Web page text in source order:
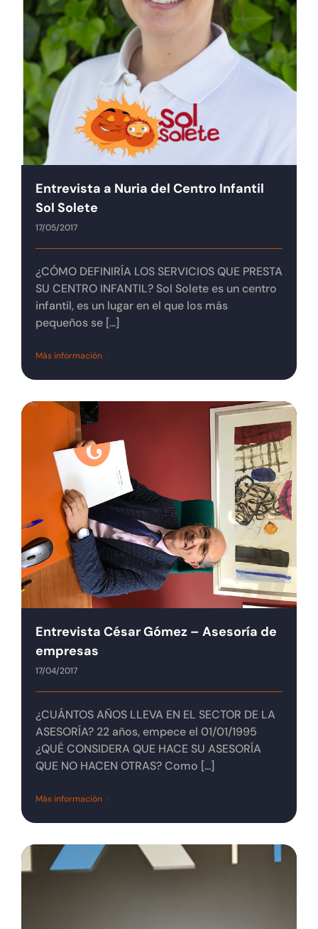
Entrevista a Nuria del Centro Infantil
Sol Solete
17/05/2017
¿CÓMO DEFINIRÍA LOS SERVICIOS QUE PRESTA
SU CENTRO INFANTIL? Sol Solete es un centro
infantil, es un lugar en el que los más
pequeños se [...]
Más información
Entrevista César Gómez – Asesoría de
empresas
17/04/2017
¿CUÁNTOS AÑOS LLEVA EN EL SECTOR DE LA
ASESORÍA? 22 años, empece el 01/01/1995
¿QUÉ CONSIDERA QUE HACE SU ASESORÍA
QUE NO HACEN OTRAS? Como [...]
Más información